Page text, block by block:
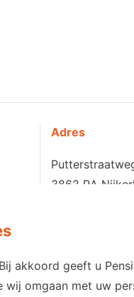
Adres
3862 RA
akkoord geeft u
omgaan met uw